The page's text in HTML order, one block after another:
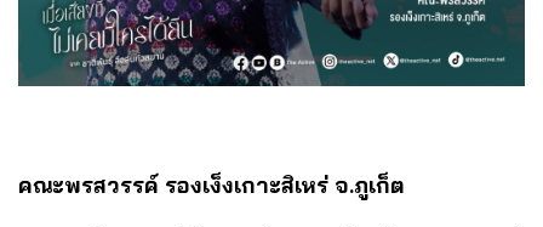
คณะพรสวรรค์ รองเง็งเกาะสิเหร่ จ.ภูเก็ต